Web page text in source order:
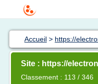
Accueil > https://
Site : https://
Classement : 113 / 346